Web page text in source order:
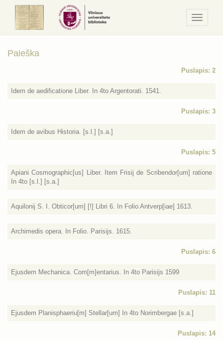
/
Meniu
Paieška
Puslapis: 2
Idem de aedificatione Liber. In 4to Argentorati. 1541.
Puslapis: 3
Idem de avibus Historia. [s.l.] [s.a.]
Puslapis: 5
Apiani Cosmographic[us] Liber. Item Frisij de Scribendor[um] ratione
In 4to [s.l.] [s.a.]
Aquilonij S. I. Obticor[um] [!] Libri 6. In Folio Antverp[iae] 1613.
Archimedis opera. In Folio. Parisijs. 1615.
Puslapis: 6
Ejusdem Mechanica. Com[m]entarius. In 4to Parisijs 1599
Puslapis: 11
Ejusdem Planisphaeriu[m] Stellar[um] In 4to Norimbergae [s.a.]
Puslapis: 14